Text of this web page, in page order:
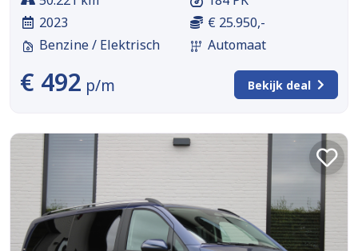
2023
Benzine / Elektrisch
€ 25.950,-
Automaat
€ 492 p/m Bekijk deal